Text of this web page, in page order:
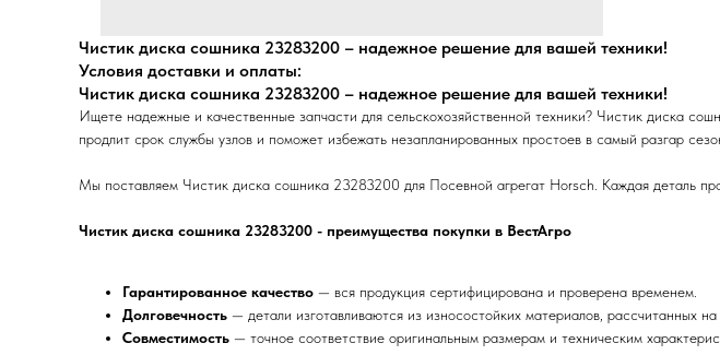
Чистик диска сошника 23283200 – надежное решение для вашей техники!
Условия доставки и оплаты:
Чистик диска сошника 23283200 – надежное решение для вашей техники!
Ищете надежные и качественные запчасти для сельскохозяйственной техники? Чистик диска
продлит срок службы узлов и поможет избежать незапланированных простоев в самый разгар
Мы поставляем Чистик диска сошника 23283200 для Посевной агрегат Horsch. Каждая деталь
Чистик диска сошника 23283200 - преимущества покупки в ВестАгро
Гарантированное качество — вся продукция сертифицирована и проверена временем.
Долговечность — детали изготавливаются из износостойких материалов, рассчитанных
Совместимость — точное соответствие оригинальным размерам и техническим